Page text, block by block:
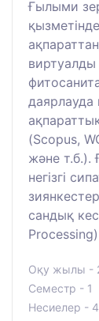
Ғылыми
(Scopus,
және т.б.).
негізгі
сандық
Processing)
Оқу жылы -
Семестр - 1
Несиелер - 4